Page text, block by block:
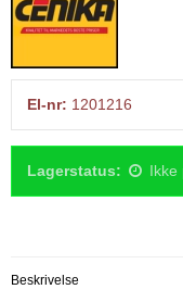
El-nr: 1201216
Lagerstatus: Ikke
Beskrivelse